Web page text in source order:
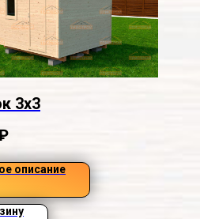
3х3
описание